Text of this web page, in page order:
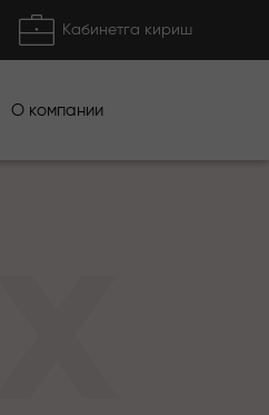
Кабинетга кириш
О компании